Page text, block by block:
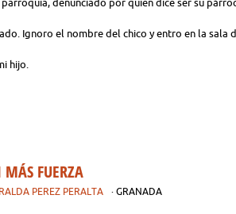
denunciado por quien dice ser su
Ignoro el nombre del chico y entro en la sala
hijo.
MÁS FUERZA
PEREZ PERALTA · GRANADA